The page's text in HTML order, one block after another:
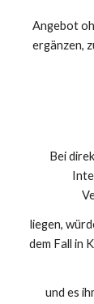
Angebot
ergänzen,
Bei
liegen,
dem Fall in
und es